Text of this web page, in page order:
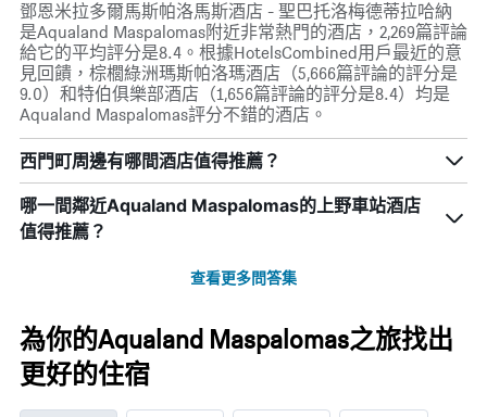
鄧恩米拉多爾馬斯帕洛馬斯酒店 - 聖巴托洛梅德蒂拉哈納
是Aqualand Maspalomas附近非常熱門的酒店，2,269篇評論
給它的平均評分是8.4。根據HotelsCombined用戶最近的意
見回饋，棕櫚綠洲瑪斯帕洛瑪酒店（5,666篇評論的評分是
9.0）和特伯俱樂部酒店（1,656篇評論的評分是8.4）均是
Aqualand Maspalomas評分不錯的酒店。
西門町周邊有哪間酒店值得推薦？
哪一間鄰近Aqualand Maspalomas的上野車站酒店
值得推薦？
查看更多問答集
為你的Aqualand Maspalomas之旅找出
更好的住宿